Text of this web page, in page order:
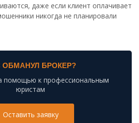
даже если клиент оплачивает
никогда не планировали
ОБМАНУЛ БРОКЕР?
помощью к профессиональным
юристам
Оставить заявку